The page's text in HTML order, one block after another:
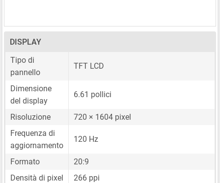
DISPLAY
Tipo di
pannello
TFT LCD
Dimensione
del display
6.61 pollici
Risoluzione
720 × 1604 pixel
Frequenza di
aggiornamento
120 Hz
Formato
20:9
Densità di pixel
266 ppi